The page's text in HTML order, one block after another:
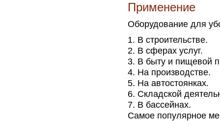
Применение
Оборудование для
В строительстве.
В сферах услуг.
В быту и пищевой
На производстве.
На автостоянках.
Складской
В бассейнах.
Самое популярное